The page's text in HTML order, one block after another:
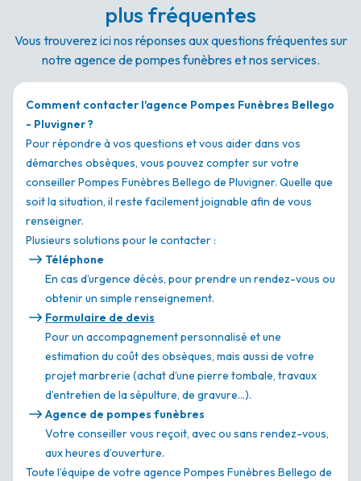
plus fréquentes
Vous trouverez ici nos réponses aux questions fréquentes sur
notre agence de pompes funèbres et nos services.
Comment contacter l'agence Pompes Funèbres Bellego
- Pluvigner ?
Pour répondre à vos questions et vous aider dans vos
démarches obsèques, vous pouvez compter sur votre
conseiller Pompes Funèbres Bellego de Pluvigner. Quelle que
soit la situation, il reste facilement joignable afin de vous
renseigner.
Plusieurs solutions pour le contacter :
Téléphone
En cas d’urgence décès, pour prendre un rendez-vous ou
obtenir un simple renseignement.
Formulaire de devis
Pour un accompagnement personnalisé et une
estimation du coût des obsèques, mais aussi de votre
projet marbrerie (achat d’une pierre tombale, travaux
d’entretien de la sépulture, de gravure…).
Agence de pompes funèbres
Votre conseiller vous reçoit, avec ou sans rendez-vous,
aux heures d’ouverture.
Toute l’équipe de votre agence Pompes Funèbres Bellego de